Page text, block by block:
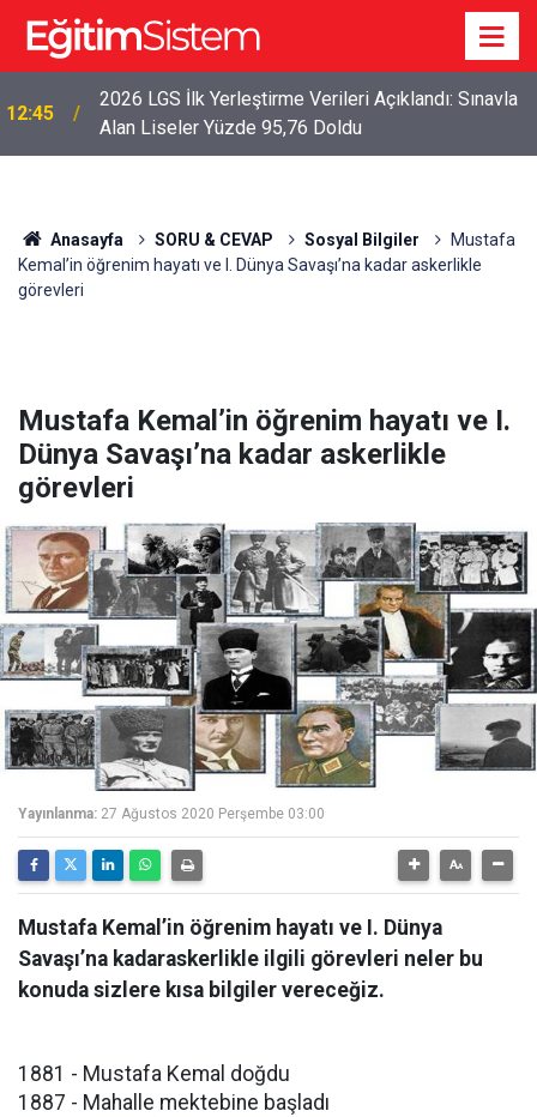
12:45
2026 LGS İlk Yerleştirme Verileri Açıklandı: Sınavla
Alan Liseler Yüzde 95,76 Doldu
Anasayfa SORU & CEVAP Sosyal Bilgiler
Mustafa
Kemal’in öğrenim hayatı ve I. Dünya Savaşı’na kadar askerlikle
görevleri
Mustafa Kemal’in öğrenim hayatı ve I.
Dünya Savaşı’na kadar askerlikle
görevleri
Yayınlanma: 27 Ağustos 2020 Perşembe 03:00
Mustafa Kemal’in öğrenim hayatı ve I. Dünya
Savaşı’na kadaraskerlikle ilgili görevleri neler bu
konuda sizlere kısa bilgiler vereceğiz.
1881 - Mustafa Kemal doğdu
1887 - Mahalle mektebine başladı